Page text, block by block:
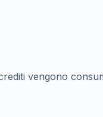
vengono